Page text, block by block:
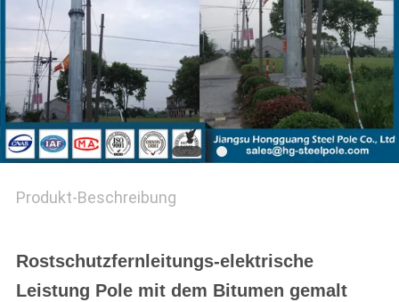
SITEMAP
DATENSCHUTZ-
BESTIMMUNGEN
Produkt-Beschreibung
Rostschutzfernleitungs-elektrische
Leistung Pole mit dem Bitumen gemalt